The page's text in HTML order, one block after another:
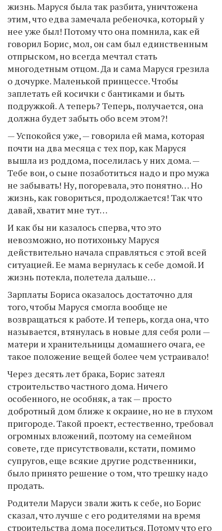
жизнь. Маруся была так разбита, уничтожена
этим, что едва замечала ребеночка, который у
нее уже был! Потому что она помнила, как ей
говорил Борис, мол, он сам был единственным
отпрыском, но всегда мечтал стать
многодетным отцом. Да и сама Маруся грезила
о дочурке. Маленькой принцессе. Чтобы
заплетать ей косички с бантиками и быть
подружкой. А теперь? Теперь, получается, она
должна будет забыть обо всем этом?!
— Успокойся уже, — говорила ей мама, которая
почти на два месяца с тех пор, как Маруся
вышла из роддома, поселилась у них дома. —
Тебе вон, о сыне позаботиться надо и про мужа
не забывать! Ну, погоревала, это понятно… Но
жизнь, как говориться, продолжается! Так что
давай, хватит мне тут…
И как бы ни казалось сперва, что это
невозможно, но потихоньку Маруся
действительно начала справляться с этой всей
ситуацией. Ее мама вернулась к себе домой. И
жизнь потекла, полетела дальше…
Зарплаты Бориса оказалось достаточно для
того, чтобы Маруся смогла вообще не
возвращаться к работе. И теперь, когда она, что
называется, втянулась в новые для себя роли —
матери и хранительницы домашнего очага, ее
такое положение вещей более чем устраивало!
Через десять лет брака, Борис затеял
строительство частного дома. Ничего
особенного, не особняк, а так — просто
добротный дом ближе к окраине, но не в глухом
пригороде. Такой проект, естественно, требовал
огромных вложений, поэтому на семейном
совете, где присутствовали, кстати, помимо
супругов, еще всякие другие родственники,
было принято решение о том, что трешку надо
продать.
Родители Маруси звали жить к себе, но Борис
сказал, что лучше с его родителями на время
строительства дома поселиться. Потому что его